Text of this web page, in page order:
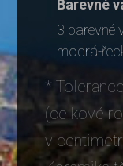
Barevné
3 barevné
modrá-
*
(celkové
v